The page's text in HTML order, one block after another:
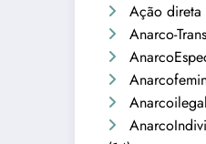
Ação direta
Anarco-